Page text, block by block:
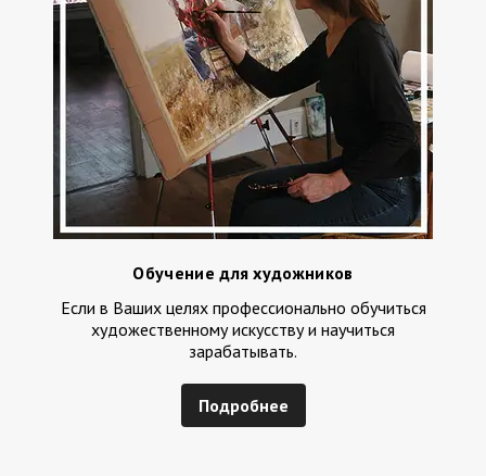
Обучение для художников
Если в Ваших целях профессионально обучиться
художественному искусству и научиться
зарабатывать.
Подробнее